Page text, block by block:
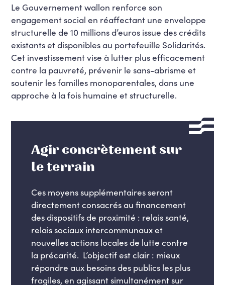
Le Gouvernement wallon renforce son
engagement social en réaffectant une enveloppe
structurelle de 10 millions d’euros issue des crédits
existants et disponibles au portefeuille Solidarités.
Cet investissement vise à lutter plus efficacement
contre la pauvreté, prévenir le sans-abrisme et
soutenir les familles monoparentales, dans une
approche à la fois humaine et structurelle.
Agir concrètement sur
le terrain
Ces moyens supplémentaires seront
directement consacrés au financement
des dispositifs de proximité : relais santé,
relais sociaux intercommunaux et
nouvelles actions locales de lutte contre
la précarité. L’objectif est clair : mieux
répondre aux besoins des publics les plus
fragiles, en agissant simultanément sur